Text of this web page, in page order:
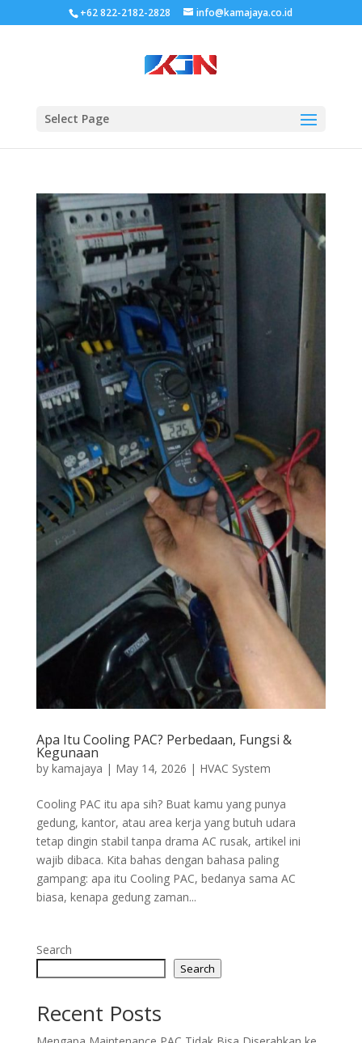
+62 822-2182-2828 info@kamajaya.co.id
Select Page
Apa Itu Cooling PAC? Perbedaan, Fungsi &
Kegunaan
by kamajaya | May 14, 2026 | HVAC System
Cooling PAC itu apa sih? Buat kamu yang punya
gedung, kantor, atau area kerja yang butuh udara
tetap dingin stabil tanpa drama AC rusak, artikel ini
wajib dibaca. Kita bahas dengan bahasa paling
gampang: apa itu Cooling PAC, bedanya sama AC
biasa, kenapa gedung zaman...
Search
Search
Recent Posts